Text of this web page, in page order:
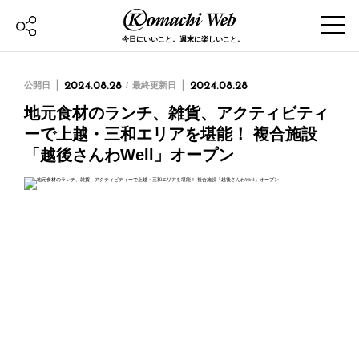
今日にいいこと。週末に楽しいこと。
公開日 2024.08.28 最終更新日 2024.08.28
地元食材のランチ、雑貨、アクティビティ
ーで上越・三和エリアを堪能！ 複合施設
「越後さんわWell」オープン